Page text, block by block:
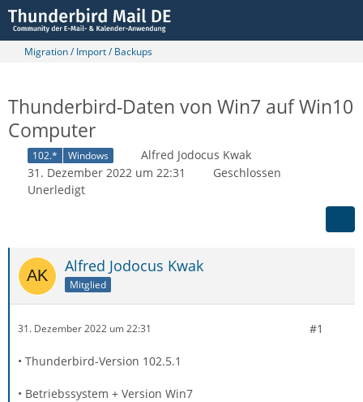
Migration / Import / Backups
Thunderbird-Daten von Win7 auf Win10
Computer
102.* Windows
Alfred Jodocus Kwak
31. Dezember 2022 um 22:31
Geschlossen
Unerledigt
Alfred Jodocus Kwak
Mitglied
31. Dezember 2022 um 22:31 #1
• Thunderbird-Version 102.5.1
• Betriebssystem + Version Win7